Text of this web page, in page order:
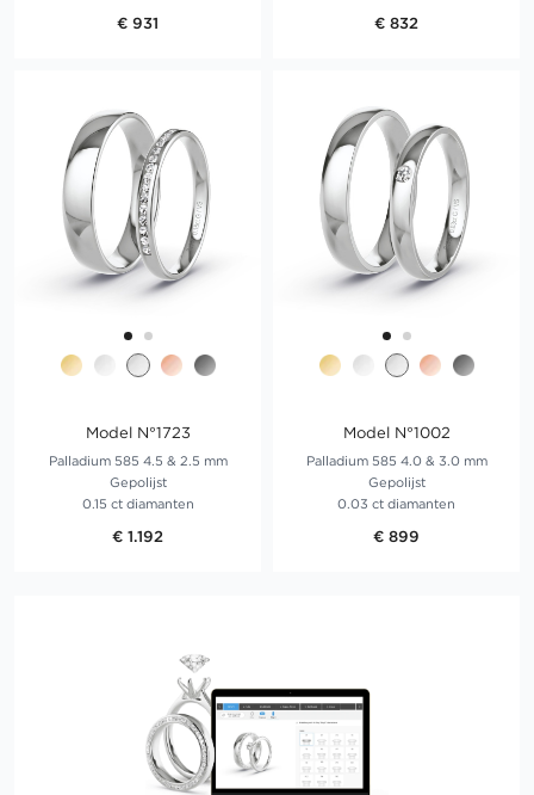
€ 931 € 832
Model N°1723
Palladium 585 4.5 & 2.5 mm
Gepolijst
0.15 ct diamanten
€ 1.192
Model N°1002
Palladium 585 4.0 & 3.0 mm
Gepolijst
0.03 ct diamanten
€ 899